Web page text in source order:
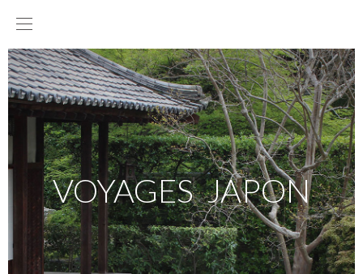
VOYAGES JAPON